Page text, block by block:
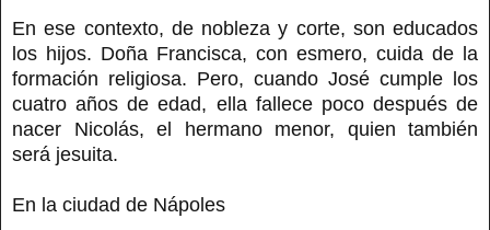
En ese contexto, de nobleza y corte, son educados
los hijos. Doña Francisca, con esmero, cuida de la
formación religiosa. Pero, cuando José cumple los
cuatro años de edad, ella fallece poco después de
nacer Nicolás, el hermano menor, quien también
será jesuita.
En la ciudad de Nápoles